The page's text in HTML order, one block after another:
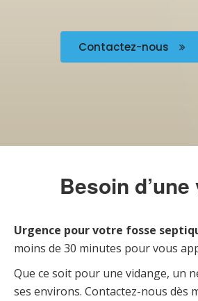
Contactez-nous
Besoin
Urgence pour votre fosse
moins de 30 minutes pour vous
Que ce soit pour une vidange, un
ses environs. Contactez-nous dès